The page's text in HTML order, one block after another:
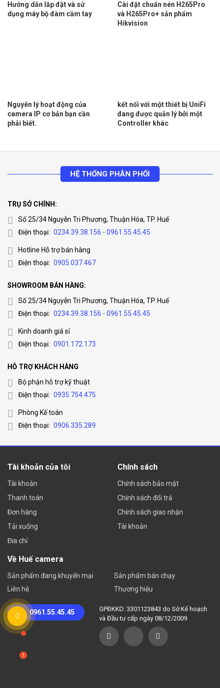
Hướng dẫn lắp đặt và sử
dụng máy bộ đàm cầm tay
Cài đặt chuẩn nén H265Pro
và H265Pro+ sản phẩm
Hikvision
Nguyên lý hoạt động của
camera IP cơ bản bạn cần
phải biết.
kết nối với một thiết bị UniFi
đang được quản lý bởi một
Controller khác
HỆ THỐNG PHÂN PHỐI
TRỤ SỞ CHÍNH:
Số 25/34 Nguyễn Tri Phương, Thuận Hóa, TP. Huế
Điện thoại: 0234.39.38.156 - 0961.55.45.45
Hotline Hỗ trợ bán hàng
Điện thoại: 0905.037.467
SHOWROOM BÁN HÀNG:
Số 25/34 Nguyễn Tri Phương, Thuận Hóa, TP. Huế
Điện thoại: 0234.39.38.156 - 0961.55.45.45
Kinh doanh giá sỉ
Điện thoại: 0901.172.173
HỖ TRỢ KHÁCH HÀNG
Bộ phận hỗ trợ kỹ thuật
Điện thoại: 0935.754.475
Phòng Kế toán
Điện thoại: 0906.335.289
Tài khoản của tôi
Tài khoản
Thanh toán
Đơn hàng
Tải xuống
Địa chỉ
Chính sách
Chính sách bảo mật
Chính sách đổi trả
Chính sách giao nhận
Tài khoản
Về Huế camera
Sản phẩm đang khuyến mại
Liên hệ
Sản phẩm bán chạy
Thương hiệu
0961.55.45.45
GPĐKKD: 3301123843 do Sở Kế hoạch
và Đầu tư cấp ngày 08/12/2009